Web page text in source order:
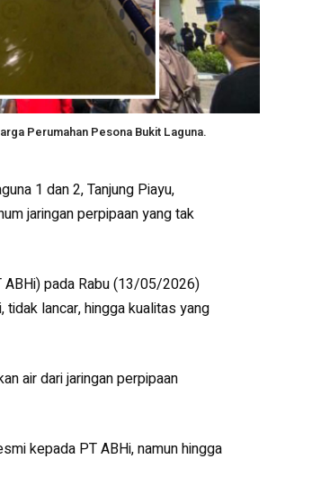
Perumahan Pesona Bukit Laguna.
1 dan 2, Tanjung Piayu,
jaringan perpipaan yang tak
ABHi) pada Rabu (13/05/2026)
lancar, hingga kualitas yang
air dari jaringan perpipaan
kepada PT ABHi, namun hingga